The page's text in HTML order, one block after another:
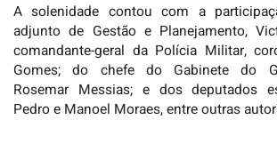
A solenidade contou com a
adjunto de Gestão e Planejamento,
comandante-geral da Polícia Militar,
Gomes; do chefe do Gabinete do
Rosemar Messias; e dos deputados
Pedro e Manoel Moraes, entre outras